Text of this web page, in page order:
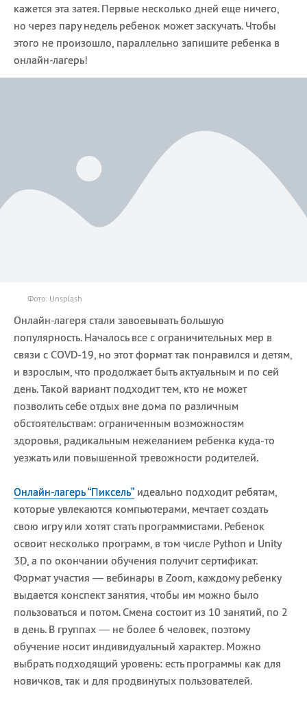
кажется эта затея. Первые несколько дней еще ничего,
но через пару недель ребенок может заскучать. Чтобы
этого не произошло, параллельно запишите ребенка в
онлайн-лагерь!
Фото: Unsplash
Онлайн-лагеря стали завоевывать большую
популярность. Началось все с ограничительных мер в
связи с COVD-19, но этот формат так понравился и детям,
и взрослым, что продолжает быть актуальным и по сей
день. Такой вариант подходит тем, кто не может
позволить себе отдых вне дома по различным
обстоятельствам: ограниченным возможностям
здоровья, радикальным нежеланием ребенка куда-то
уезжать или повышенной тревожности родителей.
Онлайн-лагерь “Пиксель” идеально подходит ребятам,
которые увлекаются компьютерами, мечтает создать
свою игру или хотят стать программистами. Ребенок
освоит несколько программ, в том числе Python и Unity
3D, а по окончании обучения получит сертификат.
Формат участия — вебинары в Zoom, каждому ребенку
выдается конспект занятия, чтобы им можно было
пользоваться и потом. Смена состоит из 10 занятий, по 2
в день. В группах — не более 6 человек, поэтому
обучение носит индивидуальный характер. Можно
выбрать подходящий уровень: есть программы как для
новичков, так и для продвинутых пользователей.